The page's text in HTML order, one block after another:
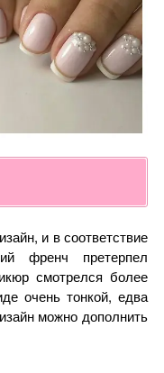
и в соответствие
френч претерпел
смотрелся более
очень тонкой, едва
можно дополнить